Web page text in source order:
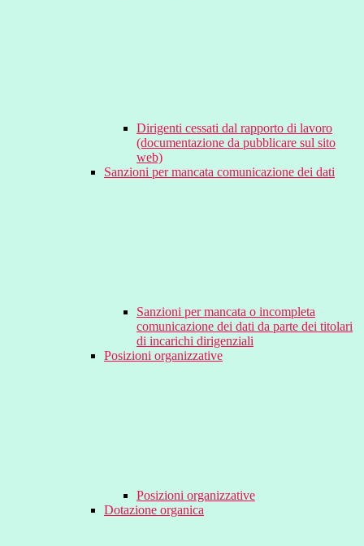
Dirigenti cessati dal rapporto di lavoro
(documentazione da pubblicare sul sito
web)
Sanzioni per mancata comunicazione dei dati
Sanzioni per mancata o incompleta
comunicazione dei dati da parte dei titolari
di incarichi dirigenziali
Posizioni organizzative
Posizioni organizzative
Dotazione organica